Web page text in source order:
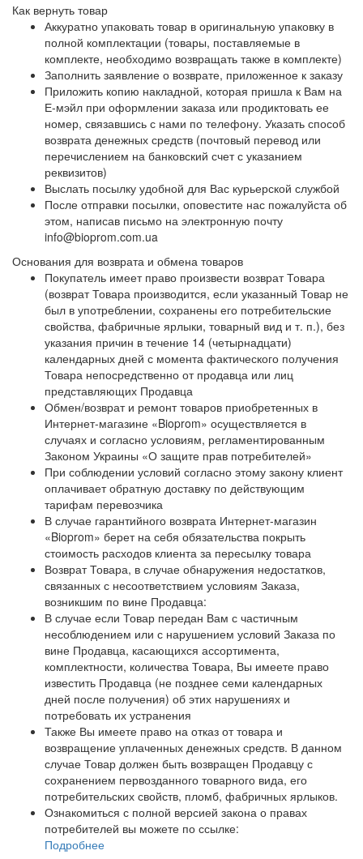
Как вернуть товар
Аккуратно упаковать товар в оригинальную упаковку в
полной комплектации (товары, поставляемые в
комплекте, необходимо возвращать также в комплекте)
Заполнить заявление о возврате, приложенное к заказу
Приложить копию накладной, которая пришла к Вам на
Е-мэйл при оформлении заказа или продиктовать ее
номер, связавшись с нами по телефону. Указать способ
возврата денежных средств (почтовый перевод или
перечислением на банковский счет с указанием
реквизитов)
Выслать посылку удобной для Вас курьерской службой
После отправки посылки, оповестите нас пожалуйста об
этом, написав письмо на электронную почту
info@bioprom.com.ua
Основания для возврата и обмена товаров
Покупатель имеет право произвести возврат Товара
(возврат Товара производится, если указанный Товар не
был в употреблении, сохранены его потребительские
свойства, фабричные ярлыки, товарный вид и т. п.), без
указания причин в течение 14 (четырнадцати)
календарных дней с момента фактического получения
Товара непосредственно от продавца или лиц
представляющих Продавца
Обмен/возврат и ремонт товаров приобретенных в
Интернет-магазине «Bioprom» осуществляется в
случаях и согласно условиям, регламентированным
Законом Украины «О защите прав потребителей»
При соблюдении условий согласно этому закону клиент
оплачивает обратную доставку по действующим
тарифам перевозчика
В случае гарантийного возврата Интернет-магазин
«Bioprom» берет на себя обязательства покрыть
стоимость расходов клиента за пересылку товара
Возврат Товара, в случае обнаружения недостатков,
связанных с несоответствием условиям Заказа,
возникшим по вине Продавца:
В случае если Товар передан Вам с частичным
несоблюдением или с нарушением условий Заказа по
вине Продавца, касающихся ассортимента,
комплектности, количества Товара, Вы имеете право
известить Продавца (не позднее семи календарных
дней после получения) об этих нарушениях и
потребовать их устранения
Также Вы имеете право на отказ от товара и
возвращение уплаченных денежных средств. В данном
случае Товар должен быть возвращен Продавцу с
сохранением первозданного товарного вида, его
потребительских свойств, пломб, фабричных ярлыков.
Ознакомиться с полной версией закона о правах
потребителей вы можете по ссылке:
Подробнее